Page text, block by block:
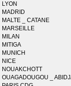
LYON
MADRID
MALTE _ CATANE
MARSEILLE
MILAN
MITIGA
MUNICH
NICE
NOUAKCHOTT
OUAGADOUGOU _